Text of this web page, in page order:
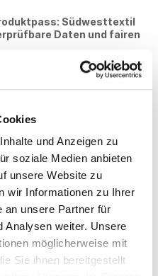
und Anzeigen zu
soziale Medien anbieten
unsere Website zu
wir Informationen zu Ihrer
an unsere Partner für
Analysen weiter. Unsere
möglicherweise mit
Sie ihnen bereitgestellt
morgen zu gewinnen.
Jugendlichen persönlich
Sie die Berufswelt mit der
Südwesttextil
Daten und fairen
Durchführungsverordnung
mahnt Südwesttextil
Angaben und
kann ein
sichergestellt werden.
der
(EU)
Digitalen
Sie über die
der
(EU)
Digitalen
(DPP-Register) im
Ökodesign-Verordnung
legt Referentenentwurf